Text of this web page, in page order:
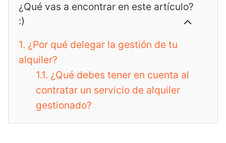
¿Qué vas a encontrar en este artículo?
:)
1. ¿Por qué delegar la gestión de tu
alquiler?
1.1. ¿Qué debes tener en cuenta al
contratar un servicio de alquiler
gestionado?